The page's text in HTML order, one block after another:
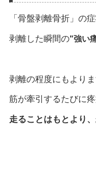
「骨盤剥離骨折」の症
剥離した瞬間の"強い
剥離の程度にもよりま
筋が牽引するたびに疼
走ることはもとより